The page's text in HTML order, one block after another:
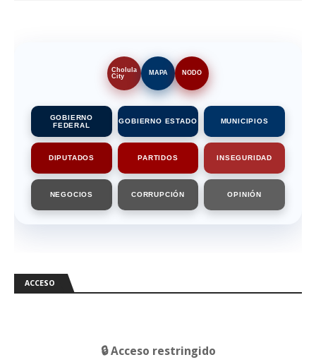
Cholula
City
MAPA NODO
GOBIERNO
FEDERAL
GOBIERNO ESTADO MUNICIPIOS
DIPUTADOS PARTIDOS INSEGURIDAD
NEGOCIOS CORRUPCIÓN OPINIÓN
ACCESO
🔒 Acceso restringido